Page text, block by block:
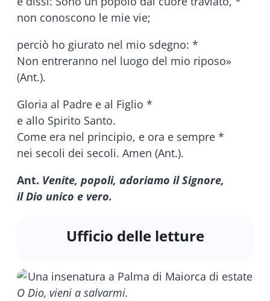
non conoscono le mie vie;
perciò ho giurato nel mio sdegno: *
Non entreranno nel luogo del mio riposo»
(Ant.).
Gloria al Padre e al Figlio *
e allo Spirito Santo.
Come era nel principio, e ora e sempre *
nei secoli dei secoli. Amen (Ant.).
Ant. Venite, popoli, adoriamo il Signore,
il Dio unico e vero.
Ufficio delle letture
O Dio, vieni a salvarmi.